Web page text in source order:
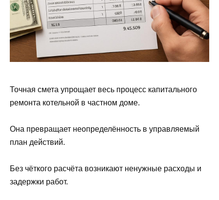
Точная смета упрощает весь процесс капитального
ремонта котельной в частном доме.
Она превращает неопределённость в управляемый
план действий.
Без чёткого расчёта возникают ненужные расходы и
задержки работ.